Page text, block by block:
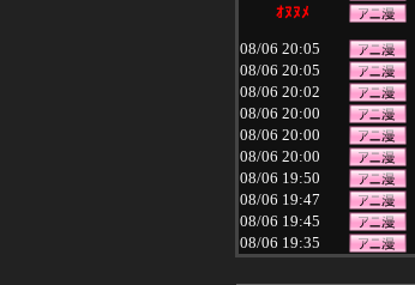
ｵﾇﾇﾒ
08/06 20:05
08/06 20:05
08/06 20:02
08/06 20:00
08/06 20:00
08/06 20:00
08/06 19:50
08/06 19:47
08/06 19:45
08/06 19:35